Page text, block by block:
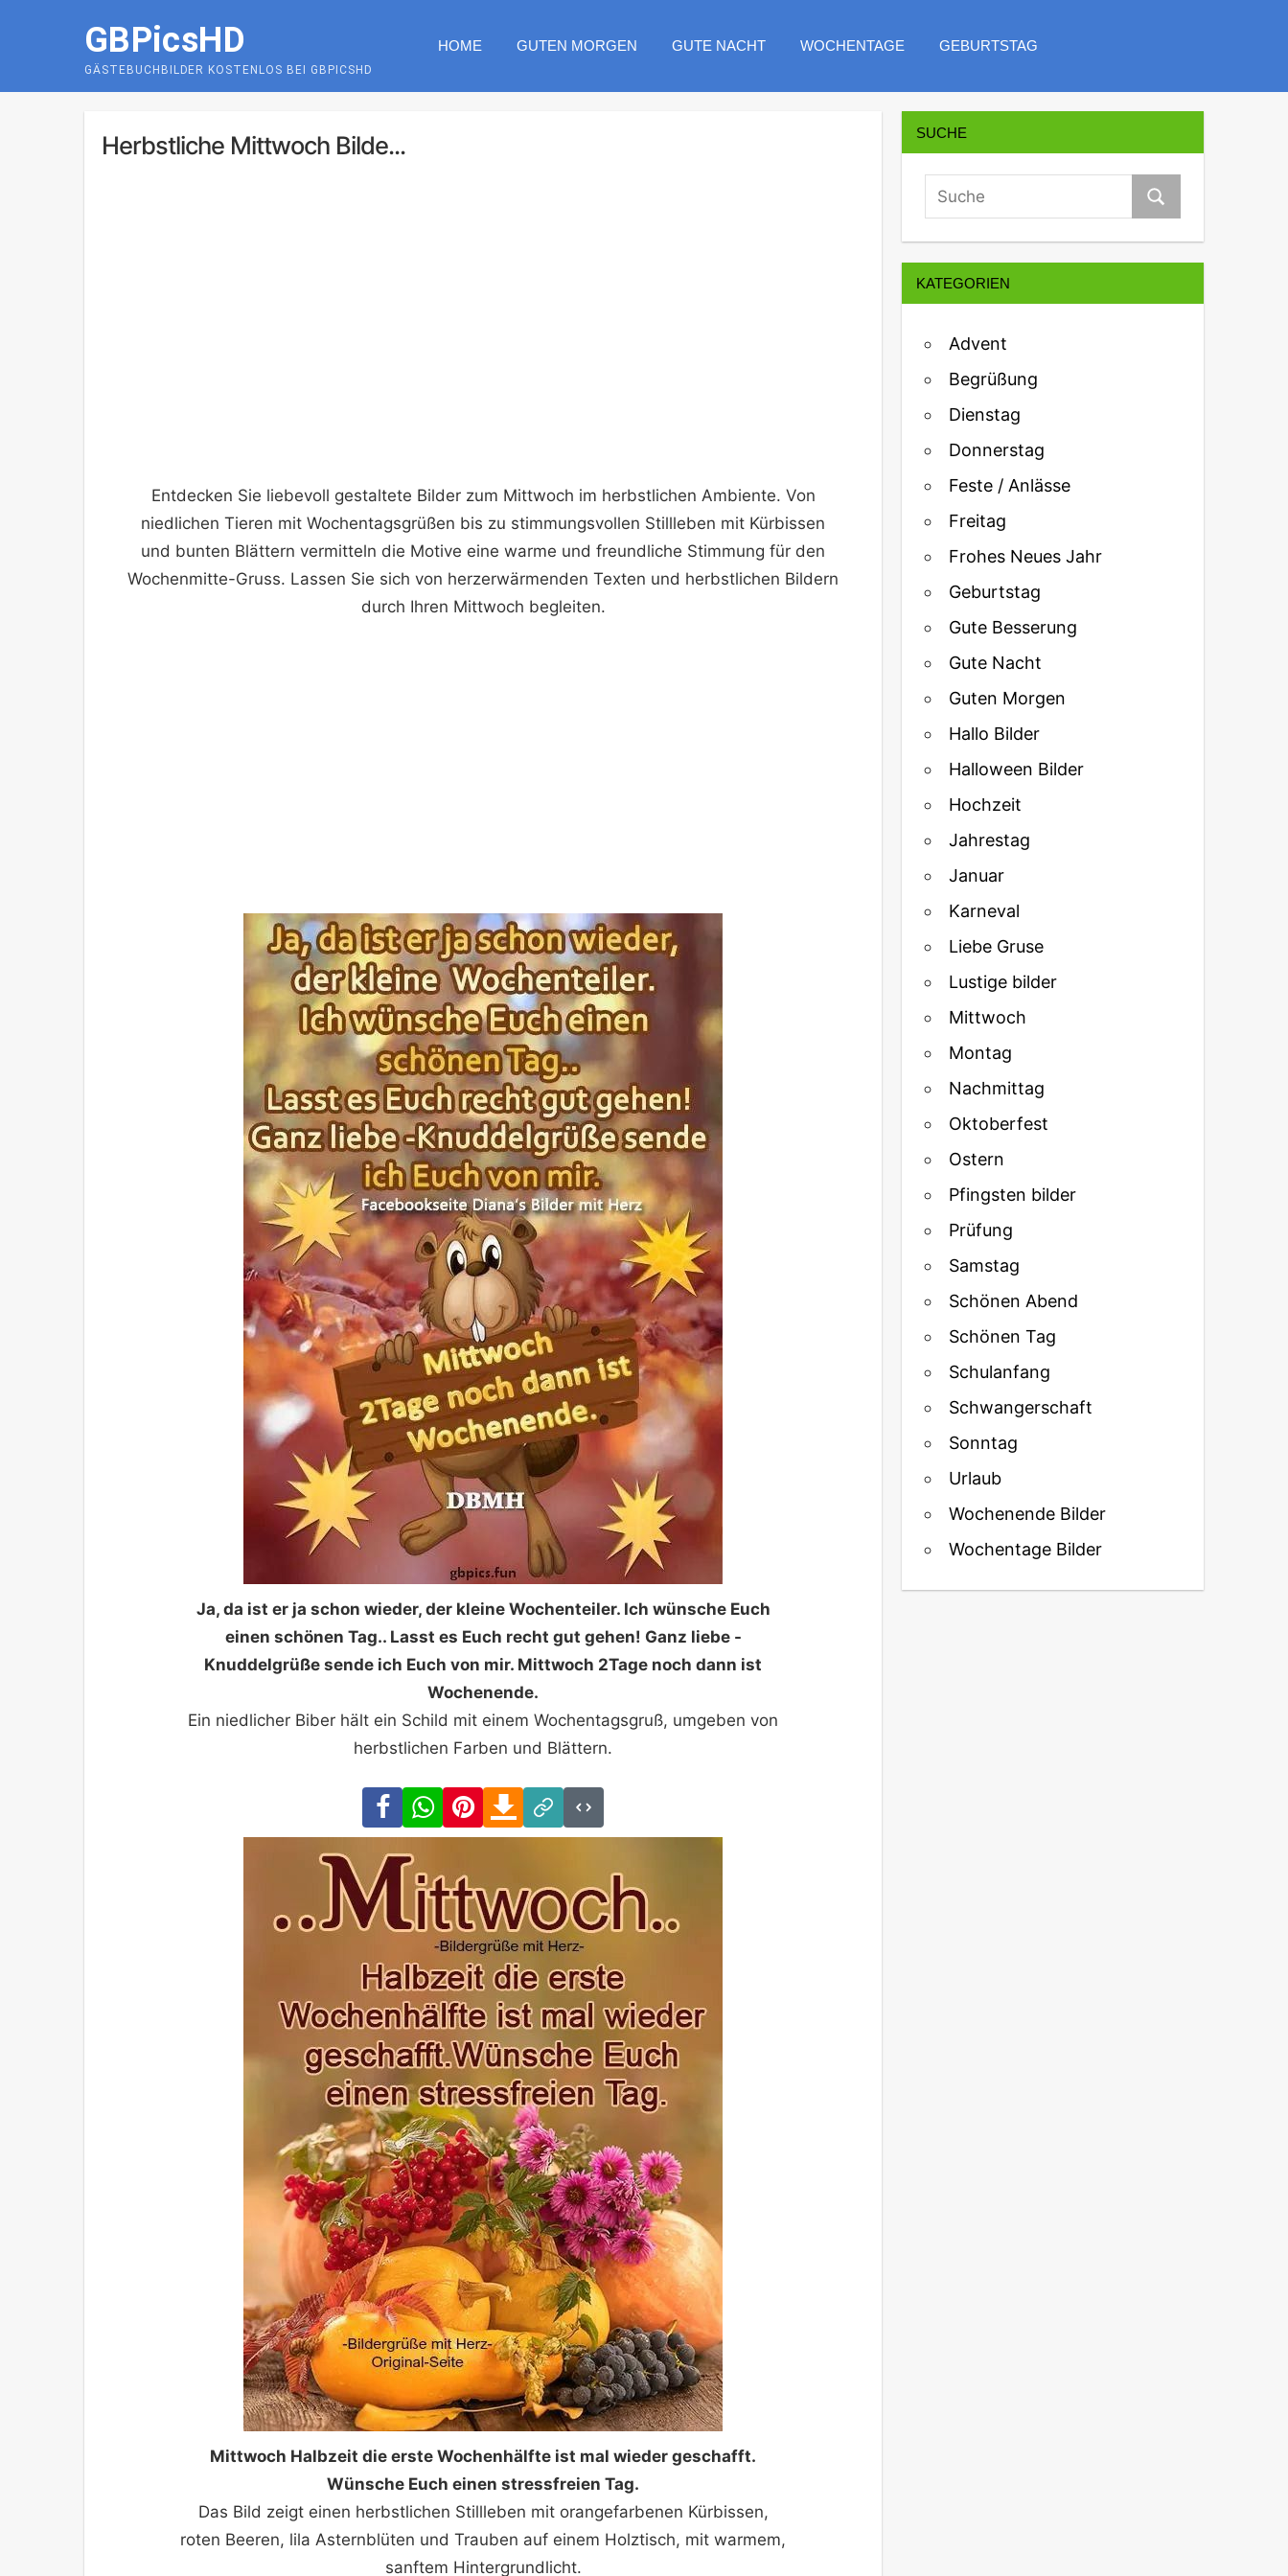
GBPicsHD
GÄSTEBUCHBILDER KOSTENLOS BEI GBPICSHD
HOME GUTEN MORGEN GUTE NACHT WOCHENTAGE GEBURTSTAG
Herbstliche Mittwoch Bilde...
Entdecken Sie liebevoll gestaltete Bilder zum Mittwoch im herbstlichen Ambiente. Von
niedlichen Tieren mit Wochentagsgrüßen bis zu stimmungsvollen Stillleben mit Kürbissen
und bunten Blättern vermitteln die Motive eine warme und freundliche Stimmung für den
Wochenmitte-Gruss. Lassen Sie sich von herzerwärmenden Texten und herbstlichen Bildern
durch Ihren Mittwoch begleiten.
Ja, da ist er ja schon wieder, der kleine Wochenteiler. Ich wünsche Euch
einen schönen Tag.. Lasst es Euch recht gut gehen! Ganz liebe -
Knuddelgrüße sende ich Euch von mir. Mittwoch 2Tage noch dann ist
Wochenende.
Ein niedlicher Biber hält ein Schild mit einem Wochentagsgruß, umgeben von
herbstlichen Farben und Blättern.
FacebookWhatsAppPinterestDownload
Link
Mittwoch Halbzeit die erste Wochenhälfte ist mal wieder geschafft.
Wünsche Euch einen stressfreien Tag.
Das Bild zeigt einen herbstlichen Stillleben mit orangefarbenen Kürbissen,
roten Beeren, lila Asternblüten und Trauben auf einem Holztisch, mit warmem,
sanftem Hintergrundlicht.
SUCHE
KATEGORIEN
Advent
Begrüßung
Dienstag
Donnerstag
Feste / Anlässe
Freitag
Frohes Neues Jahr
Geburtstag
Gute Besserung
Gute Nacht
Guten Morgen
Hallo Bilder
Halloween Bilder
Hochzeit
Jahrestag
Januar
Karneval
Liebe Gruse
Lustige bilder
Mittwoch
Montag
Nachmittag
Oktoberfest
Ostern
Pfingsten bilder
Prüfung
Samstag
Schönen Abend
Schönen Tag
Schulanfang
Schwangerschaft
Sonntag
Urlaub
Wochenende Bilder
Wochentage Bilder